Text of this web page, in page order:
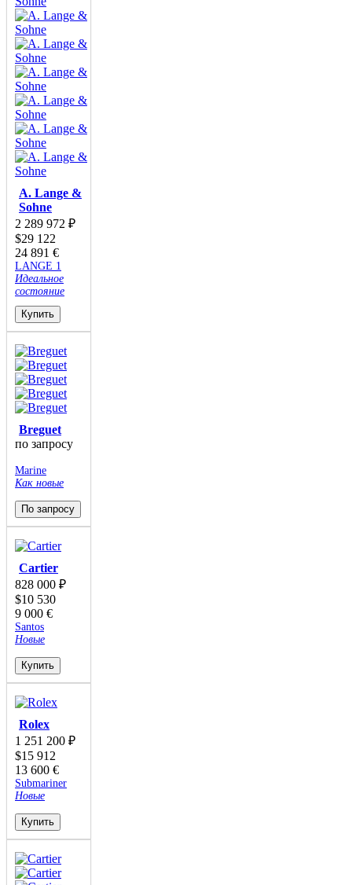
A. Lange &
Sohne
2 289 972 ₽
$29 122
24 891 €
LANGE 1
Идеальное
состояние
Купить
Breguet
по запросу
Marine
Как новые
По запросу
Cartier
828 000 ₽
$10 530
9 000 €
Santos
Новые
Купить
Rolex
1 251 200 ₽
$15 912
13 600 €
Submariner
Новые
Купить